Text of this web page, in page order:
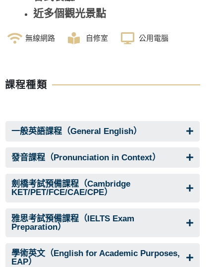
近多個觀光景點
無線網路 自修室 公用電腦
課程種類
一般英語課程（General English）
發音課程（Pronunciation in Context）
劍橋考試預備課程（Cambridge
KET/PET/FCE/CAE/CPE）
雅思考試預備課程（IELTS Exam
Preparation）
學術英文（English for Academic Purposes,
EAP）